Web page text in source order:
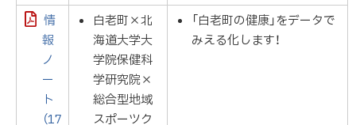
情
報
ノ
ー
ト
（17
白老町×北
海道大学大
学院保健科
学研究院×
総合型地域
スポーツク
「白老町の健康」をデータで
みえる化します！